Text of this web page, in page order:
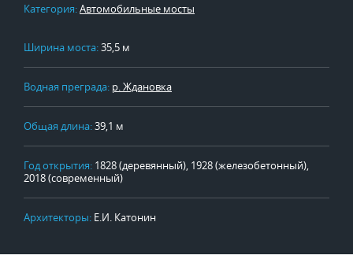
Категория:Автомобильные мосты
Ширина моста:35,5 м
Водная преграда: р. Ждановка
Общая длина:39,1 м
Год открытия: 1828 (деревянный), 1928 (железобетонный),
2018 (современный)
Архитекторы: Е.И. Катонин